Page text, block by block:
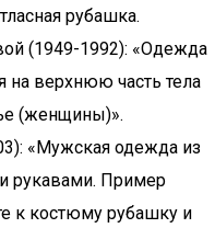
рубашка.
(1949-1992): «Одежда
на верхнюю часть тела
(женщины)».
«Мужская одежда из
рукавами. Пример
к костюму рубашку и